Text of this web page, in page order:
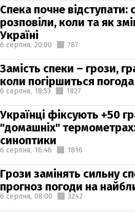
Спека почне відступати:
розповіли, коли та як
Україні
6 серпня, 20:00 787
Замість спеки – грози,
коли погіршиться погода
6 серпня, 18:53 1827
Українці фіксують +50
"домашніх"
синоптики
6 серпня, 16:46 1816
Грози замінять сильну
прогноз погоди на
6 серпня, 08:00 3242